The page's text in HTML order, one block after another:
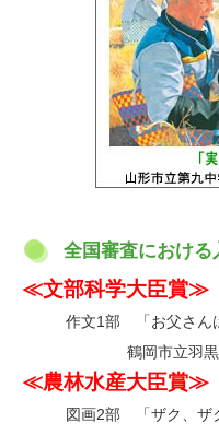
全国審査における
≪文部科学大臣賞≫
作文1部 「お父さん
鶴岡市立羽黒
≪農林水産大臣賞≫
図画2部 「ザク、ザ